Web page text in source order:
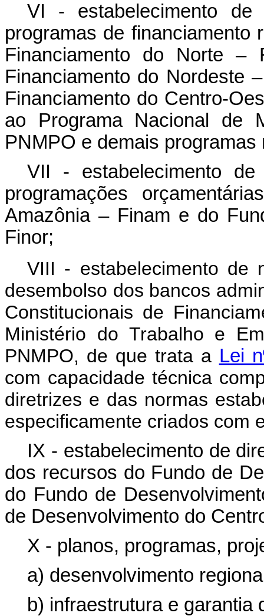
VI - estabelecimento
programas de financiamento
Financiamento do Norte –
Financiamento do Nordeste
Financiamento do Centro-
ao Programa Nacional de
PNMPO e demais
VII - estabelecimento
programações
Amazônia – Finam e do
Finor;
VIII - estabelecimento de
desembolso dos bancos
Constitucionais de
Ministério do Trabalho e
PNMPO, de que trata a Lei
com capacidade técnica
diretrizes e das normas
especificamente criados com
IX - estabelecimento de
dos recursos do Fundo de
do Fundo de
de Desenvolvimento do
X - planos, programas,
a) desenvolvimento
b) infraestrutura e garantia